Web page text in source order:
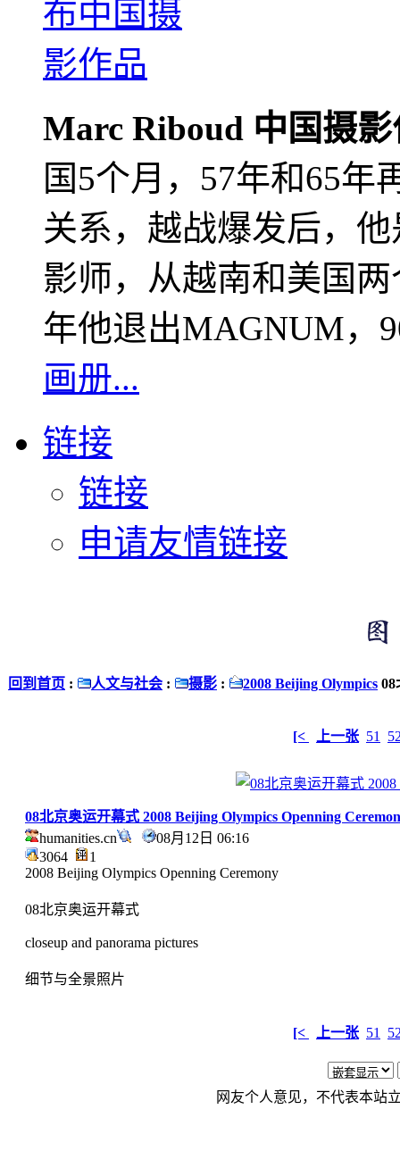
Marc Riboud 中国摄
国5个月，57年和65年
关系，越战爆发后，
影师，从越南和美国
年他退出MAGNUM，
画册...
链接
链接
申请友情链接
回到首页 : 人文与社会 : 摄影 : 2008 Beijing Olympics 08
[< 上一张 51
08北京奥运开幕式 2008 Beijing Olympics Openning
humanities.cn
08月12日 06:16
3064
1
2008 Beijing Olympics Openning Ceremony
08北京奥运开幕式
closeup and panorama pictures
细节与全景照片
[< 上一张 51
网友个人意见，不代表本站